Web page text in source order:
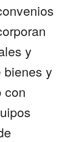
y
y
con